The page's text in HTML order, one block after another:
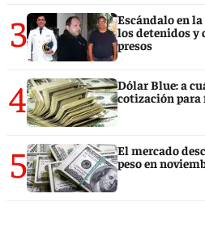
3
Escándalo en
los detenidos y
presos
4
Dólar Blue: a
cotización para
5
El mercado
peso en